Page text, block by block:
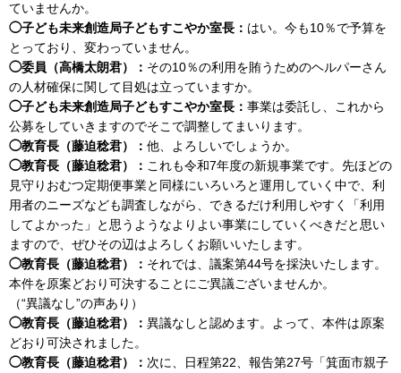
ていませんか。
◯子ども未来創造局子どもすこやか室長： はい。今も10％で予算を
とっており、変わっていません。
◯委員（高橋太朗君）： その10％の利用を賄うためのヘルパーさん
の人材確保に関して目処は立っていますか。
◯子ども未来創造局子どもすこやか室長： 事業は委託し、これから
公募をしていきますのでそこで調整してまいります。
◯教育長（藤迫稔君）： 他、よろしいでしょうか。
◯教育長（藤迫稔君）： これも令和7年度の新規事業です。先ほどの
見守りおむつ定期便事業と同様にいろいろと運用していく中で、利
用者のニーズなども調査しながら、できるだけ利用しやすく「利用
してよかった」と思うようなよりよい事業にしていくべきだと思い
ますので、ぜひその辺はよろしくお願いいたします。
◯教育長（藤迫稔君）： それでは、議案第44号を採決いたします。
本件を原案どおり可決することにご異議ございませんか。
（“異議なし”の声あり）
◯教育長（藤迫稔君）： 異議なしと認めます。よって、本件は原案
どおり可決されました。
◯教育長（藤迫稔君）： 次に、日程第22、報告第27号「箕面市親子